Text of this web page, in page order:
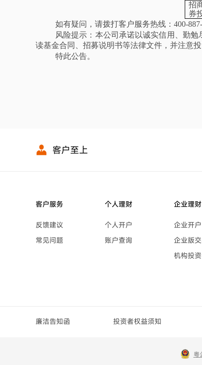
招
券
如有疑问，请拨打客户服务热线： 400-
风险提示：本公司承诺以诚实信用、勤
读基金合同、招募说明书等法律文件，并注意投
特此公告。
客户至上
客户服务
反馈建议
常见问题
个人理财
个人开户
账户查询
企业理财
企业开户
企业版
机构投
廉洁告知函 投资者权益须知
粤